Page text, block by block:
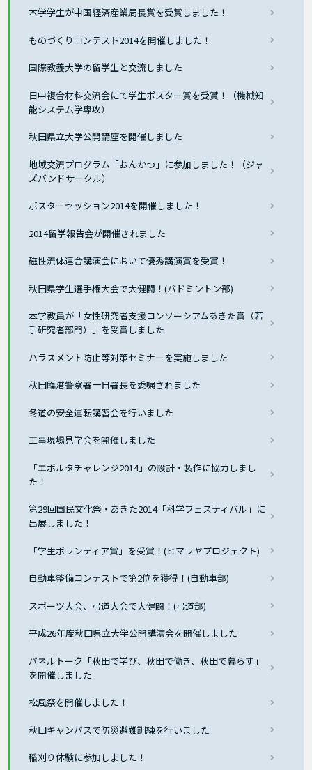
本学学生が中国経済産業局長賞を受賞しました！
ものづくりコンテスト2014を開催しました！
国際教養大学の留学生と交流しました
日中複合材料交流会にて学生ポスター賞を受賞！（機械知
能システム学専攻）
秋田県立大学公開講座を開催しました
地域交流プログラム「おんかつ」に参加しました！（ジャ
ズバンドサークル）
ポスターセッション2014を開催しました！
2014留学報告会が開催されました
磁性流体連合講演会において優秀講演賞を受賞！
秋田県学生選手権大会で大健闘！(バドミントン部)
本学教員が「女性研究者支援コンソーシアムあきた賞（若
手研究者部門）」を受賞しました
ハラスメント防止等対策セミナーを実施しました
秋田臨港警察署一日署長を委嘱されました
冬道の安全運転講習会を行いました
工事現場見学会を開催しました
「エボルタチャレンジ2014」の設計・製作に協力しまし
た！
第29回国民文化祭・あきた2014「科学フェスティバル」に
出展しました！
「学生ボランティア賞」を受賞！(ヒマラヤプロジェクト)
自動車整備コンテストで第2位を獲得！(自動車部)
スポーツ大会、弓道大会で大健闘！(弓道部)
平成26年度秋田県立大学公開講演会を開催しました
パネルトーク「秋田で学び、秋田で働き、秋田で暮らす」
を開催しました
松風祭を開催しました！
秋田キャンパスで防災避難訓練を行いました
稲刈り体験に参加しました！